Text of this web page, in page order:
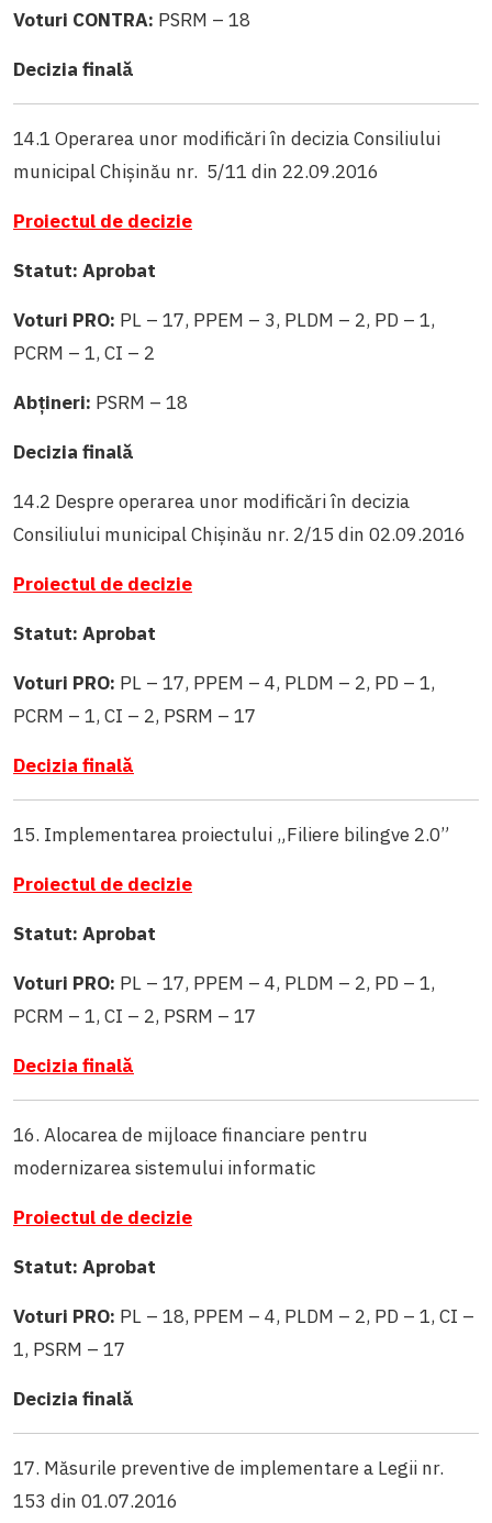
Voturi CONTRA: PSRM – 18
Decizia finală
14.1 Operarea unor modificări în decizia Consiliului
municipal Chișinău nr. 5/11 din 22.09.2016
Proiectul de decizie
Statut: Aprobat
Voturi PRO: PL – 17, PPEM – 3, PLDM – 2, PD – 1,
PCRM – 1, CI – 2
Abțineri: PSRM – 18
Decizia finală
14.2 Despre operarea unor modificări în decizia
Consiliului municipal Chișinău nr. 2/15 din 02.09.2016
Proiectul de decizie
Statut: Aprobat
Voturi PRO: PL – 17, PPEM – 4, PLDM – 2, PD – 1,
PCRM – 1, CI – 2, PSRM – 17
Decizia finală
15. Implementarea proiectului „Filiere bilingve 2.0”
Proiectul de decizie
Statut: Aprobat
Voturi PRO: PL – 17, PPEM – 4, PLDM – 2, PD – 1,
PCRM – 1, CI – 2, PSRM – 17
Decizia finală
16. Alocarea de mijloace financiare pentru
modernizarea sistemului informatic
Proiectul de decizie
Statut: Aprobat
Voturi PRO: PL – 18, PPEM – 4, PLDM – 2, PD – 1, CI –
1, PSRM – 17
Decizia finală
17. Măsurile preventive de implementare a Legii nr.
153 din 01.07.2016